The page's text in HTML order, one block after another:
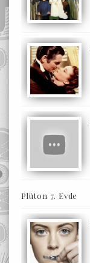
Plüton 7. Evde